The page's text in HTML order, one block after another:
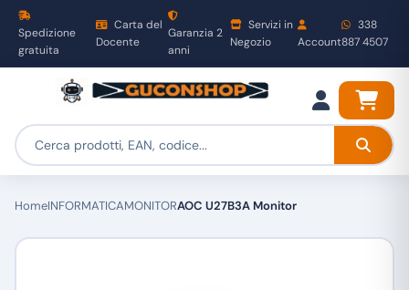
Spedizione
gratuita
Carta del
Docente
Garanzia 2
anni
Servizi in
Negozio
Account
338
887 4507
HomeINFORMATICAMONITORAOC U27B3A Monitor